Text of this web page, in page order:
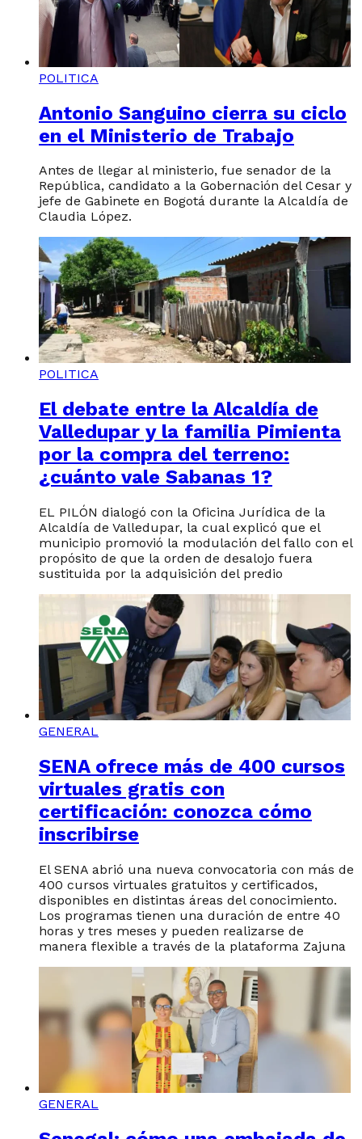
POLITICA
Antonio Sanguino cierra su ciclo
en el Ministerio de Trabajo
Antes de llegar al ministerio, fue senador de la
República, candidato a la Gobernación del Cesar y
jefe de Gabinete en Bogotá durante la Alcaldía de
Claudia López.
POLITICA
El debate entre la Alcaldía de
Valledupar y la familia Pimienta
por la compra del terreno:
¿cuánto vale Sabanas 1?
EL PILÓN dialogó con la Oficina Jurídica de la
Alcaldía de Valledupar, la cual explicó que el
municipio promovió la modulación del fallo con el
propósito de que la orden de desalojo fuera
sustituida por la adquisición del predio
GENERAL
SENA ofrece más de 400 cursos
virtuales gratis con
certificación: conozca cómo
inscribirse
El SENA abrió una nueva convocatoria con más de
400 cursos virtuales gratuitos y certificados,
disponibles en distintas áreas del conocimiento.
Los programas tienen una duración de entre 40
horas y tres meses y pueden realizarse de
manera flexible a través de la plataforma Zajuna
GENERAL